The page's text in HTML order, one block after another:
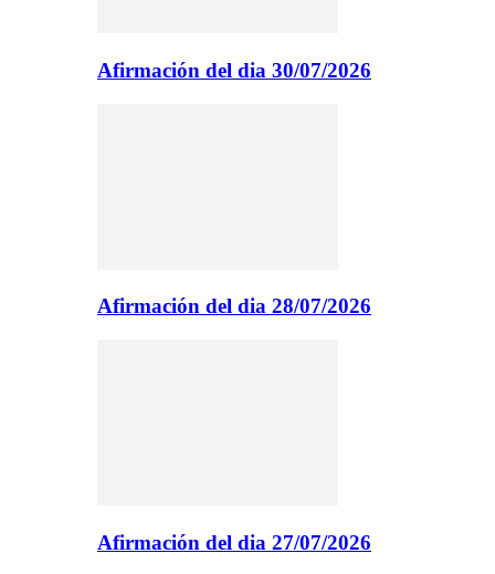
Afirmación del dia 30/07/2026
Afirmación del dia 28/07/2026
Afirmación del dia 27/07/2026